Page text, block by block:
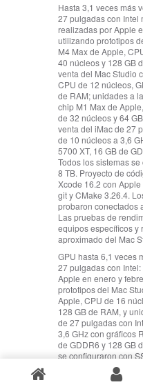
Hasta 3,1 veces más
27 pulgadas con Intel
realizadas por Apple
utilizando prototipos
M4 Max de Apple,
40 núcleos y 128 GB
venta del Mac Studio
CPU de 12 núcleos,
de RAM; unidades a
chip M1 Max de
de 32 núcleos y 64
venta del iMac de 27
de 10 núcleos a 3,6
5700 XT, 16 GB de
Todos los sistemas
8 TB. Proyecto de
Xcode 16.2 con
git y CMake 3.26.4.
probaron conectados
Las pruebas de
equipos específicos y
aproximado del Mac
GPU hasta 6,1 veces
27 pulgadas con Intel:
Apple en enero y
prototipos del Mac
Apple, CPU de 16
128 GB de RAM, y
de 27 pulgadas con
3,6 GHz con gráficos
de GDDR6 y 128 GB
se configuraron con
realizadas con
una escena de 29,2